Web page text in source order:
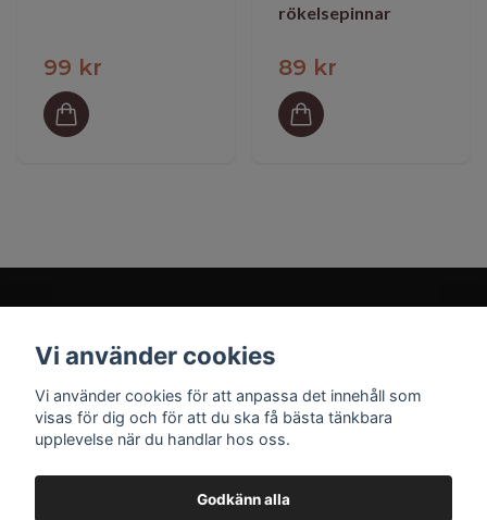
99 kr
rökelsepinnar
89 kr
Prenumerera på vårt nyhetsbrev
Vi använder cookies
Vi använder cookies för att anpassa det innehåll som
visas för dig och för att du ska få bästa tänkbara
upplevelse när du handlar hos oss.
Godkänn alla